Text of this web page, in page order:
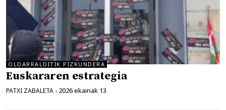
OLDARRALDITIK PIZKUNDERA
Euskararen estrategia
PATXI ZABALETA - 2026 ekainak 13